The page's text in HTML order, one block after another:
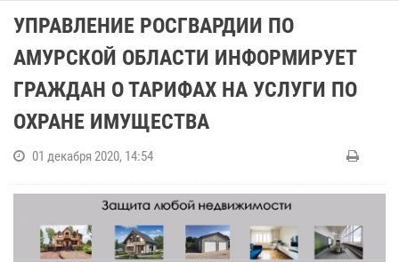
УПРАВЛЕНИЕ РОСГВАРДИИ ПО
АМУРСКОЙ ОБЛАСТИ ИНФОРМИРУЕТ
ГРАЖДАН О ТАРИФАХ НА УСЛУГИ ПО
ОХРАНЕ ИМУЩЕСТВА
01 декабря 2020, 14:54